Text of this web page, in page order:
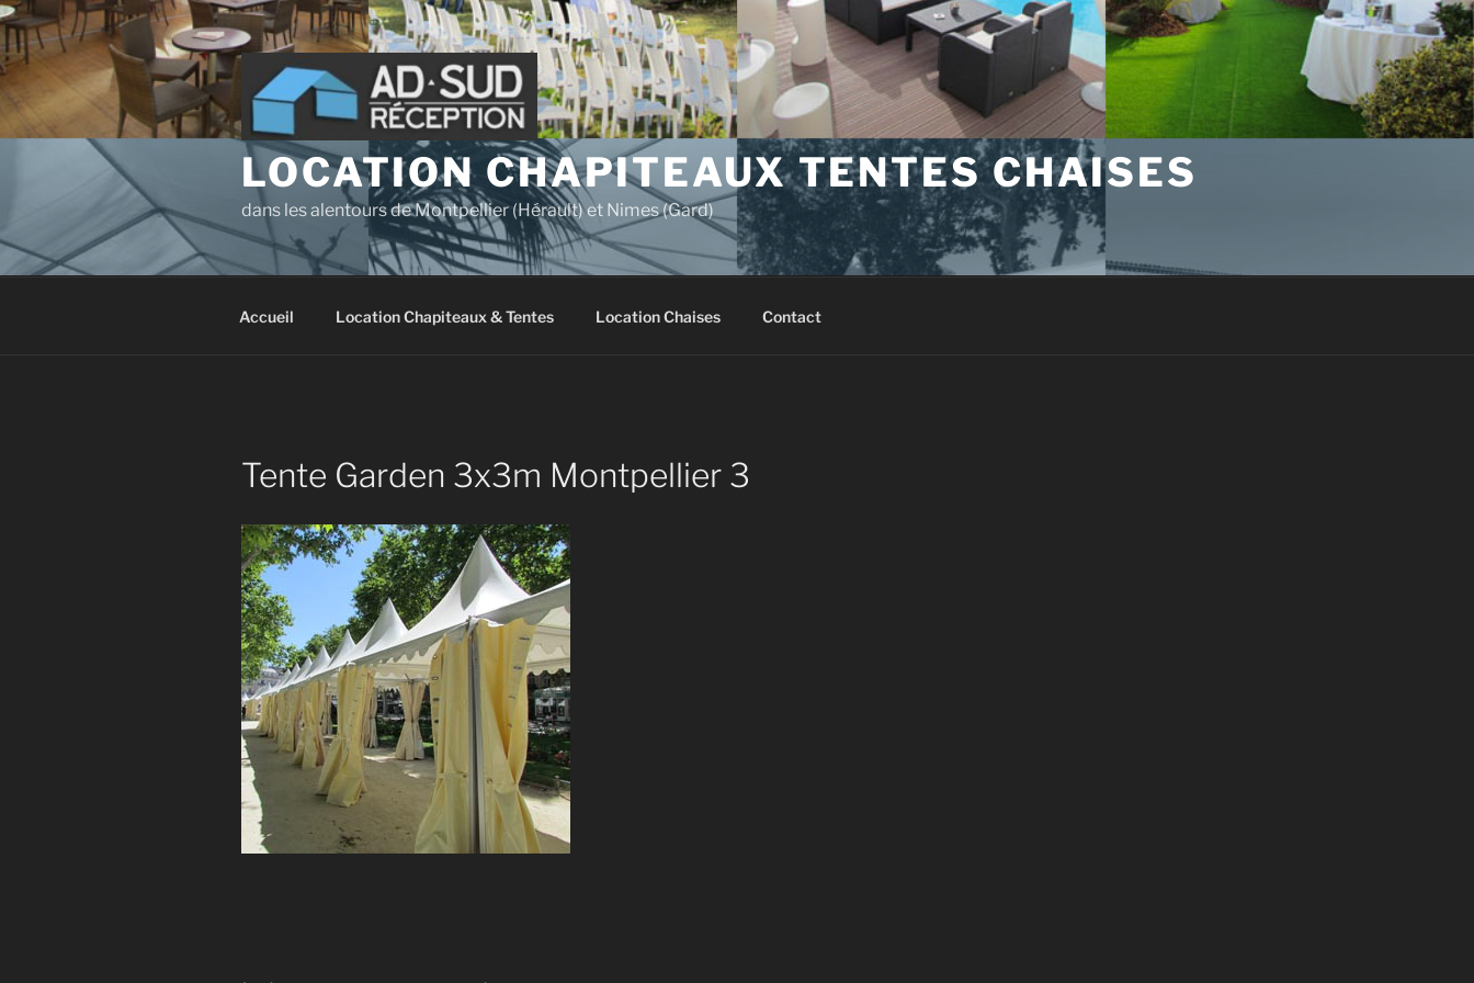
Aller
au
contenu
principal
LOCATION CHAPITEAUX TENTES CHAISES
dans les alentours de Montpellier (Hérault) et Nimes (Gard)
Accueil Location Chapiteaux & Tentes Location Chaises Contact
Tente Garden 3x3m Montpellier 3